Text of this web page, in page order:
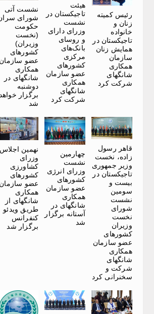
رئیس کمیته
زنان و
خانواده
تاجیکستان در
همایش زنان
سازمان
همکاری
شانگهای
شرکت کرد
هیئت
تاجیکستان در
نشست
وزرای دارای
و روسای
بانک‌های
مرکزی
کشورهای
عضو سازمان
همکاری
شانگهای
شرکت کرد
نشست آتی
شورای
حکومت
(نخست
وزیران)
کشورهای
عضو سازمان
همکاری
شانگهای در
دوشنبه
برگزار خواهد
شد
قاهر رسول
زاده، نخست
وزیر جمهوری
تاجیکستان در
بیست و
سومین
نشست
شورای
نخست
وزیران
کشورهای
عضو سازمان
همکاری
شانگهای
شرکت و
سخنرانی کرد
چهارمین
نشست
وزرای انرژی
کشورهای
عضو سازمان
همکاری
شانگهای در
آستانه برگزار
شد
نهمین اجلاس
وزرای
کشاورزی
کشورهای
عضو سازمان
همکاری
شانگهای از
طریق ویدئو
کنفرانس
برگزار شد